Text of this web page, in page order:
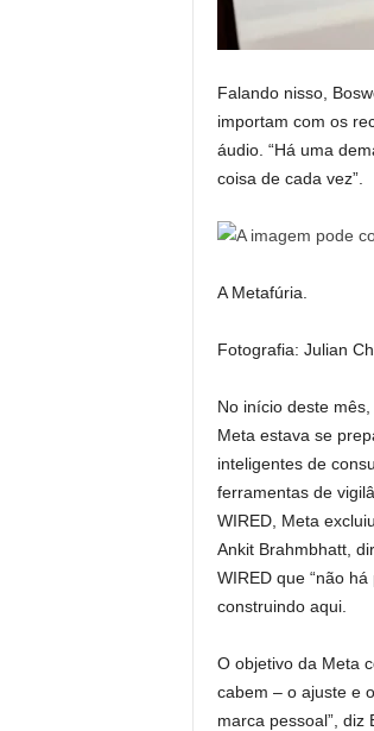
Falando nisso,
importam com os
áudio. “Há uma
coisa de cada vez”.
A Metafúria.
Fotografia: Julian
No início deste
Meta estava se
inteligentes de
ferramentas de
WIRED, Meta
Ankit Brahmbhatt,
WIRED que “não
construindo aqui.
O objetivo da Meta
cabem – o ajuste e
marca pessoal”, diz